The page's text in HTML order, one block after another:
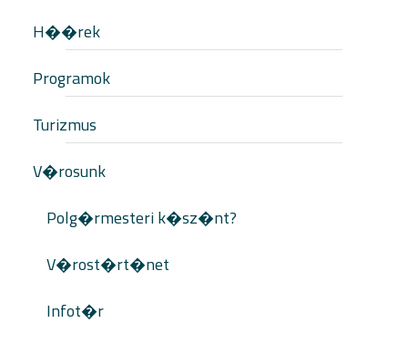
H��rek
Programok
Turizmus
V�rosunk
Polg�rmesteri k�sz�nt?
V�rost�rt�net
Infot�r